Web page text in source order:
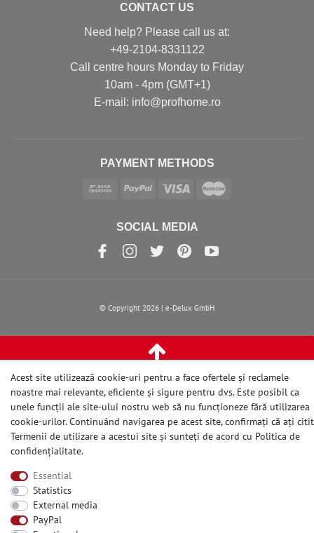
CONTACT US
Need help? Please call us at:
+49-2104-8331122
Call centre hours Monday to Friday
10am - 4pm (GMT+1)
Е-mail: info@profhome.ro
PAYMENT METHODS
SOCIAL MEDIA
© Copyright 2026 | e-Delux GmbH
Acest site utilizează cookie-uri pentru a face ofertele și reclamele
noastre mai relevante, eficiente și sigure pentru dvs. Este posibil ca
unele funcții ale site-ului nostru web să nu funcționeze fără utilizarea
cookie-urilor. Continuând navigarea pe acest site, confirmați că ați citit
Termenii de utilizare a acestui site și sunteți de acord cu Politica de
confidențialitate.
Essential
Statistics
External media
PayPal